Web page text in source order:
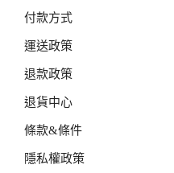
付款方式
運送政策
退款政策
退貨中心
條款&條件
隱私權政策